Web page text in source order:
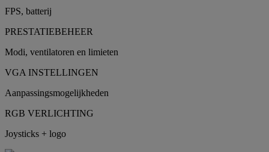
FPS, batterij
PRESTATIEBEHEER
Modi, ventilatoren en limieten
VGA INSTELLINGEN
Aanpassingsmogelijkheden
RGB VERLICHTING
Joysticks + logo